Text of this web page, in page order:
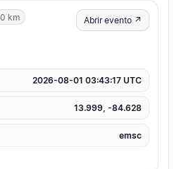
km Abrir evento ↗
2026-08-01 03:43:17 UTC
13.999, -84.628
emsc